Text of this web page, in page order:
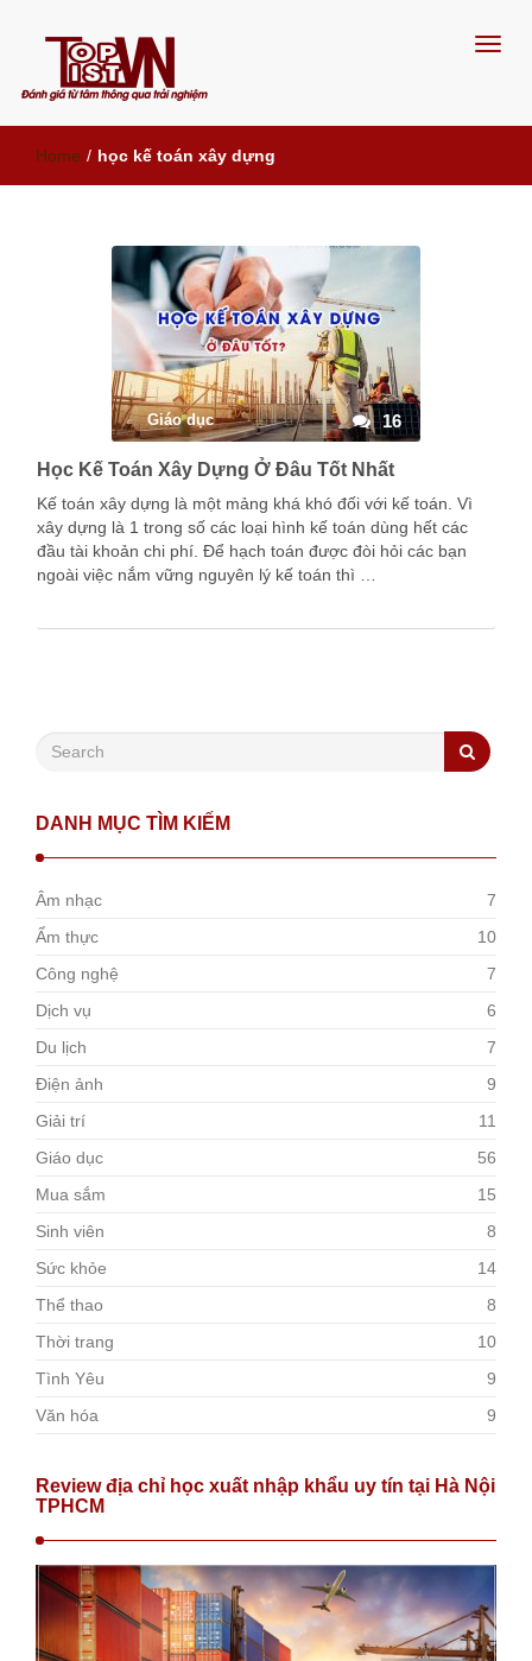
Đánh giá từ tâm, thông qua trải
nghiệm
Home / học kế toán xây dựng
Giáo dục 16
Học Kế Toán Xây Dựng Ở Đâu Tốt Nhất
Kế toán xây dựng là một mảng khá khó đối với kế toán. Vì
xây dựng là 1 trong số các loại hình kế toán dùng hết các
đầu tài khoản chi phí. Để hạch toán được đòi hỏi các bạn
ngoài việc nắm vững nguyên lý kế toán thì …
DANH MỤC TÌM KIẾM
Âm nhạc
7
Ẩm thực
10
Công nghệ
7
Dịch vụ
6
Du lịch
7
Điện ảnh
9
Giải trí
11
Giáo dục
56
Mua sắm
15
Sinh viên
8
Sức khỏe
14
Thể thao
8
Thời trang
10
Tình Yêu
9
Văn hóa
9
Review địa chỉ học xuất nhập khẩu uy tín tại Hà Nội
TPHCM